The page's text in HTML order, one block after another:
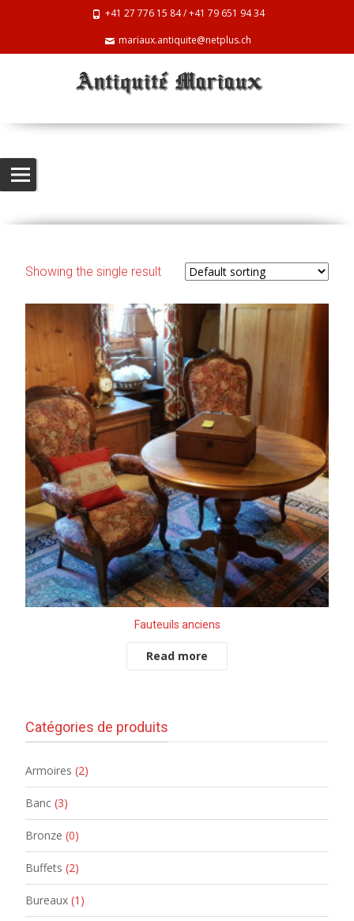
+41 27 776 15 84 / +41 79 651 94 34
mariaux.antiquite@netplus.ch
Showing the single result
Fauteuils anciens
Read more
Catégories de produits
Armoires (2)
Banc (3)
Bronze (0)
Buffets (2)
Bureaux (1)